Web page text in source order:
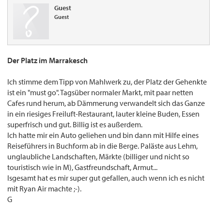
Guest
Guest
Der Platz im Marrakesch
Ich stimme dem Tipp von Mahlwerk zu, der Platz der Gehenkte
ist ein "must go". Tagsüber normaler Markt, mit paar netten
Cafes rund herum, ab Dämmerung verwandelt sich das Ganze
in ein riesiges Freiluft-Restaurant, lauter kleine Buden, Essen
superfrisch und gut. Billig ist es außerdem.
Ich hatte mir ein Auto geliehen und bin dann mit Hilfe eines
Reiseführers in Buchform ab in die Berge. Paläste aus Lehm,
unglaubliche Landschaften, Märkte (billiger und nicht so
touristisch wie in M), Gastfreundschaft, Armut...
Isgesamt hat es mir super gut gefallen, auch wenn ich es nicht
mit Ryan Air machte ;-).
G